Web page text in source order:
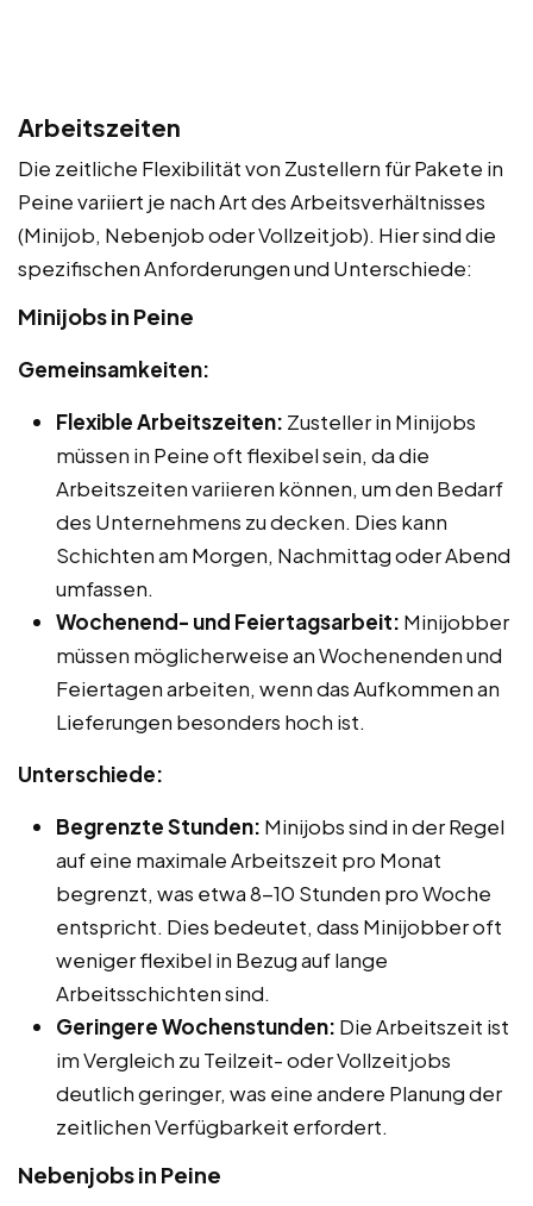
Arbeitszeiten
Die zeitliche Flexibilität von Zustellern für Pakete in
Peine variiert je nach Art des Arbeitsverhältnisses
(Minijob, Nebenjob oder Vollzeitjob). Hier sind die
spezifischen Anforderungen und Unterschiede:
Minijobs in Peine
Gemeinsamkeiten:
Flexible Arbeitszeiten: Zusteller in Minijobs
müssen in Peine oft flexibel sein, da die
Arbeitszeiten variieren können, um den Bedarf
des Unternehmens zu decken. Dies kann
Schichten am Morgen, Nachmittag oder Abend
umfassen.
Wochenend- und Feiertagsarbeit: Minijobber
müssen möglicherweise an Wochenenden und
Feiertagen arbeiten, wenn das Aufkommen an
Lieferungen besonders hoch ist.
Unterschiede:
Begrenzte Stunden: Minijobs sind in der Regel
auf eine maximale Arbeitszeit pro Monat
begrenzt, was etwa 8-10 Stunden pro Woche
entspricht. Dies bedeutet, dass Minijobber oft
weniger flexibel in Bezug auf lange
Arbeitsschichten sind.
Geringere Wochenstunden: Die Arbeitszeit ist
im Vergleich zu Teilzeit- oder Vollzeitjobs
deutlich geringer, was eine andere Planung der
zeitlichen Verfügbarkeit erfordert.
Nebenjobs in Peine